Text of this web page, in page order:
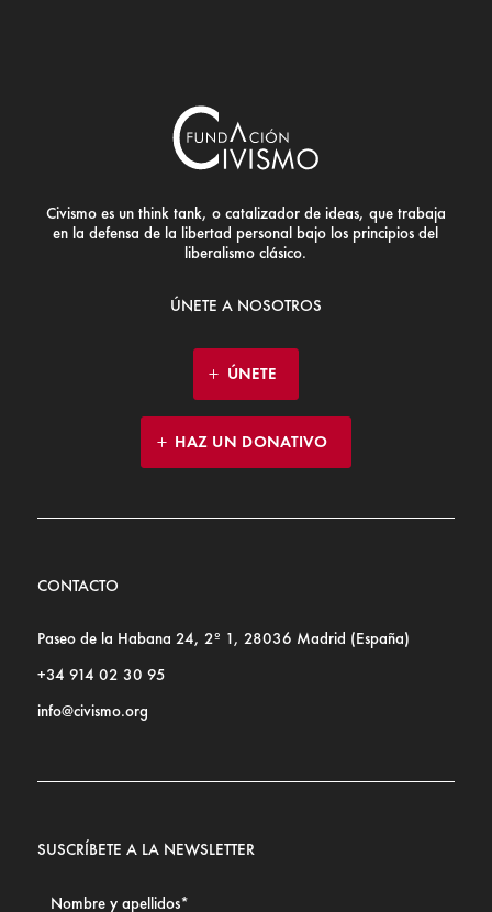
Civismo es un think tank, o catalizador de ideas, que trabaja
en la defensa de la libertad personal bajo los principios del
liberalismo clásico.
ÚNETE A NOSOTROS
ÚNETE
HAZ UN DONATIVO
CONTACTO
Paseo de la Habana 24, 2º 1, 28036 Madrid (España)
+34 914 02 30 95
info@civismo.org
SUSCRÍBETE A LA NEWSLETTER